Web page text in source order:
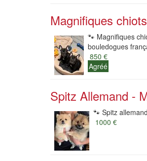
Magnifiques
🐾 Magnifiques
bouledogues
850 €
Agréé
Spitz Allemand -
🐾 Spitz
1000 €